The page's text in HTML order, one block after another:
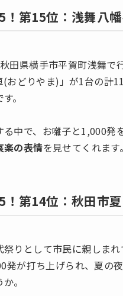
！第15位：浅舞八
田県横手市平賀町浅舞で
おどりやま)」が1台の計
。
中で、お囃子と1,000
楽の表情を見せてくれま
！第14位：秋田市
りとして市民に親しま
発が打ち上げられ、夏の
。